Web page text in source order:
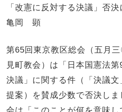
「改憲に反対する決議」否
亀岡 顕
第65回東京教区総会（五月
見町教会）は「日本国憲法
決議」に関する件（「決議
提案）を賛成少数で否決し
会は「このことが何を意味